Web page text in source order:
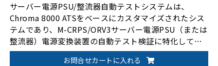
サーバー電源PSU/整流器自動テストシステムは、
Chroma 8000 ATSをベースにカスタマイズされたシス
テムであり、M-CRPS/ORV3サーバー電源PSU（または
整流器）電源変換装置の自動テスト検証に特化してい
ます。
お問合せカートに入れる